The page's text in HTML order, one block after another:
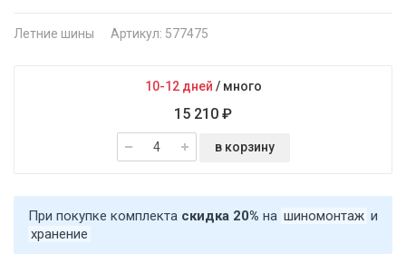
Летние шины Артикул: 577475
10-12 дней / много
15 210 ₽
в корзину
При покупке комплекта скидка 20% на шиномонтаж и
хранение